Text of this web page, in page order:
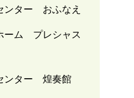
ンター おふなえ
ーム プレシャス
ンター 煌奏館